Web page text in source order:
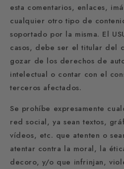
esta comentarios, enlaces,
cualquier otro tipo de
soportado por la misma. El
casos, debe ser el titular del
gozar de los derechos de
intelectual o contar con el
terceros afectados.
Se prohíbe expresamente
red social, ya sean textos,
vídeos, etc. que atenten o
atentar contra la moral, la
decoro, y/o que infrinjan,